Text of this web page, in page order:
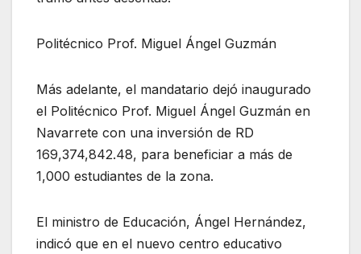
Politécnico Prof. Miguel Ángel Guzmán
Más adelante, el mandatario dejó inaugurado
el Politécnico Prof. Miguel Ángel Guzmán en
Navarrete con una inversión de RD
169,374,842.48, para beneficiar a más de
1,000 estudiantes de la zona.
El ministro de Educación, Ángel Hernández,
indicó que en el nuevo centro educativo